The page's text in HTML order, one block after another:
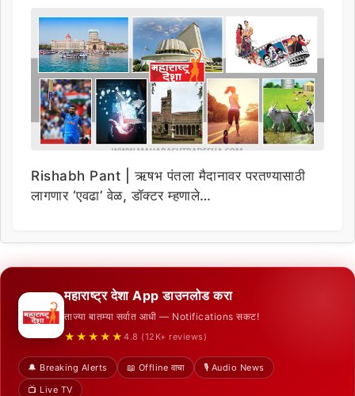
Rishabh Pant | ऋषभ पंतला मैदानावर परतण्यासाठी
लागणार ‘एवढा’ वेळ, डॉक्टर म्हणाले…
महाराष्ट्र देशा App डाउनलोड करा
ताज्या बातम्या सर्वात आधी — Notifications सकट!
★★★★★ 4.8 (12K+ reviews)
🔔 Breaking Alerts 📖 Offline वाचा
🎙️ Audio News
📺 Live TV